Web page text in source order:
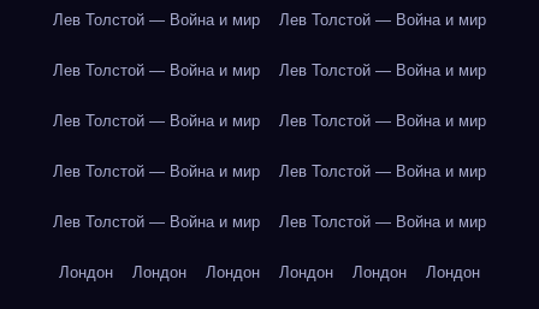
Лев Толстой — Война и мир Лев Толстой — Война и мир
Лев Толстой — Война и мир Лев Толстой — Война и мир
Лев Толстой — Война и мир Лев Толстой — Война и мир
Лев Толстой — Война и мир Лев Толстой — Война и мир
Лев Толстой — Война и мир Лев Толстой — Война и мир
Лондон Лондон Лондон Лондон Лондон Лондон